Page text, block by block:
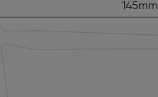
145mm